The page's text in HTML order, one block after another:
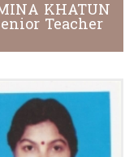
KHATUN
Teacher